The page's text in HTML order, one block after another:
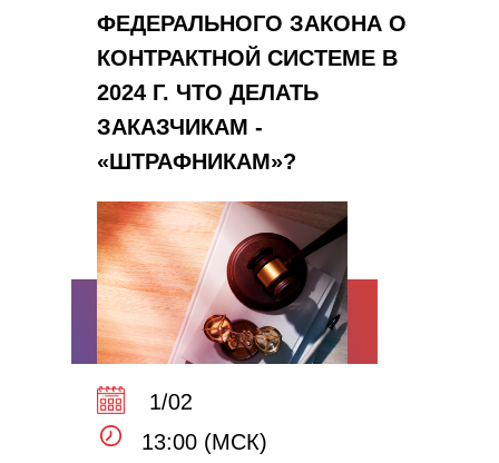
13:00 (МСК)
1/02
ФЕДЕРАЛЬНОГО ЗАКОНА О
КОНТРАКТНОЙ СИСТЕМЕ В
2024 Г. ЧТО ДЕЛАТЬ
ЗАКАЗЧИКАМ -
«ШТРАФНИКАМ»?